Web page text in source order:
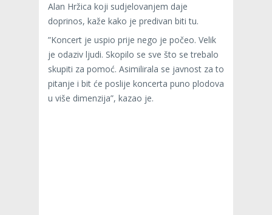
Alan Hržica koji sudjelovanjem daje
doprinos, kaže kako je predivan biti tu.
”Koncert je uspio prije nego je počeo. Velik
je odaziv ljudi. Skopilo se sve što se trebalo
skupiti za pomoć. Asimilirala se javnost za to
pitanje i bit će poslije koncerta puno plodova
u više dimenzija”, kazao je.